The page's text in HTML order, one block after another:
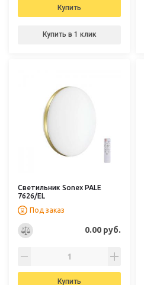
Купить
Купить в 1 клик
Светильник Sonex PALE
7626/EL
Под заказ
0.00 руб.
Купить